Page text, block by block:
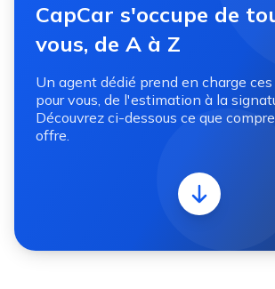
CapCar s'occupe de
vous, de A à Z
Un agent dédié prend en charge
pour vous, de l'estimation à la
Découvrez ci-dessous ce que
offre.